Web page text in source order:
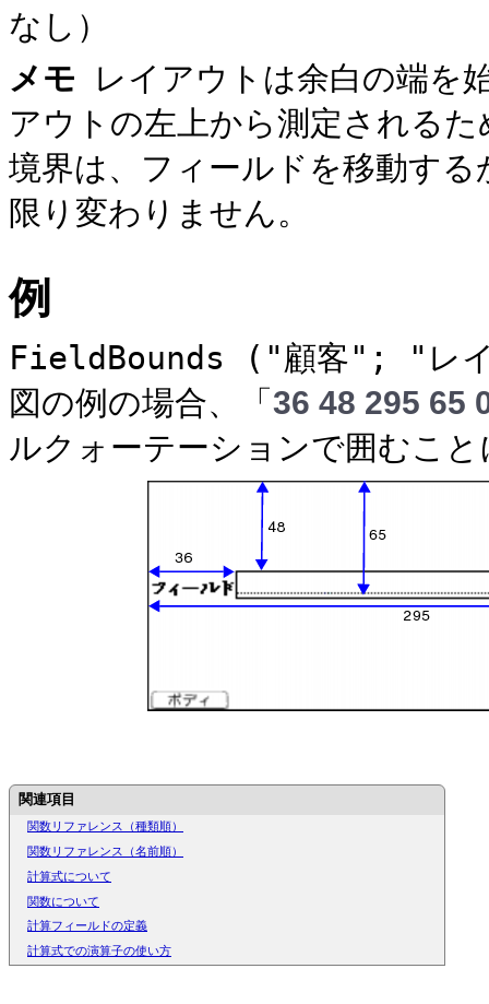
なし）
メモ
レイアウトは余白の端を
アウトの左上から測定される た
境界は、フィールドを移動す
限り変わりません。
例
FieldBounds ("顧客"; "レ
図の例の場合、「36 48 295 65
ルクォーテーションで囲むこ
関連項目
関数リファレンス（種類順）
関数リファレンス（名前順）
計算式について
関数について
計算フィールドの定義
計算式での演算子の使い方